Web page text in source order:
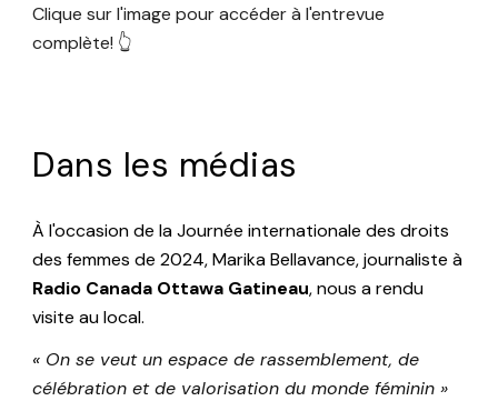
Clique sur l'image pour accéder à l'entrevue
complète! 👆
Dans les médias
À l'occasion de la Journée internationale des droits
des femmes de 2024, Marika Bellavance, journaliste à
Radio Canada Ottawa Gatineau, nous a rendu
visite au local.
« On se veut un espace de rassemblement, de
célébration et de valorisation du monde féminin »